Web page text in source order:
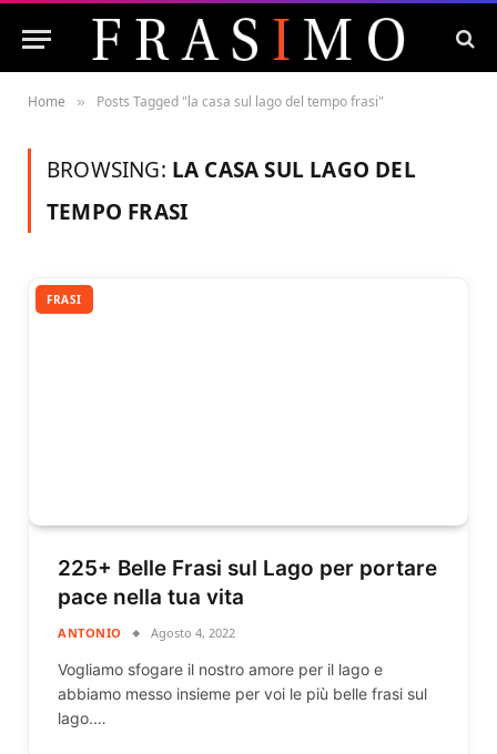
Home » Posts Tagged "la casa sul lago del tempo frasi"
BROWSING: LA CASA SUL LAGO DEL
TEMPO FRASI
FRASI
225+ Belle Frasi sul Lago per portare
pace nella tua vita
ANTONIO Agosto 4, 2022
Vogliamo sfogare il nostro amore per il lago e
abbiamo messo insieme per voi le più belle frasi sul
lago.…